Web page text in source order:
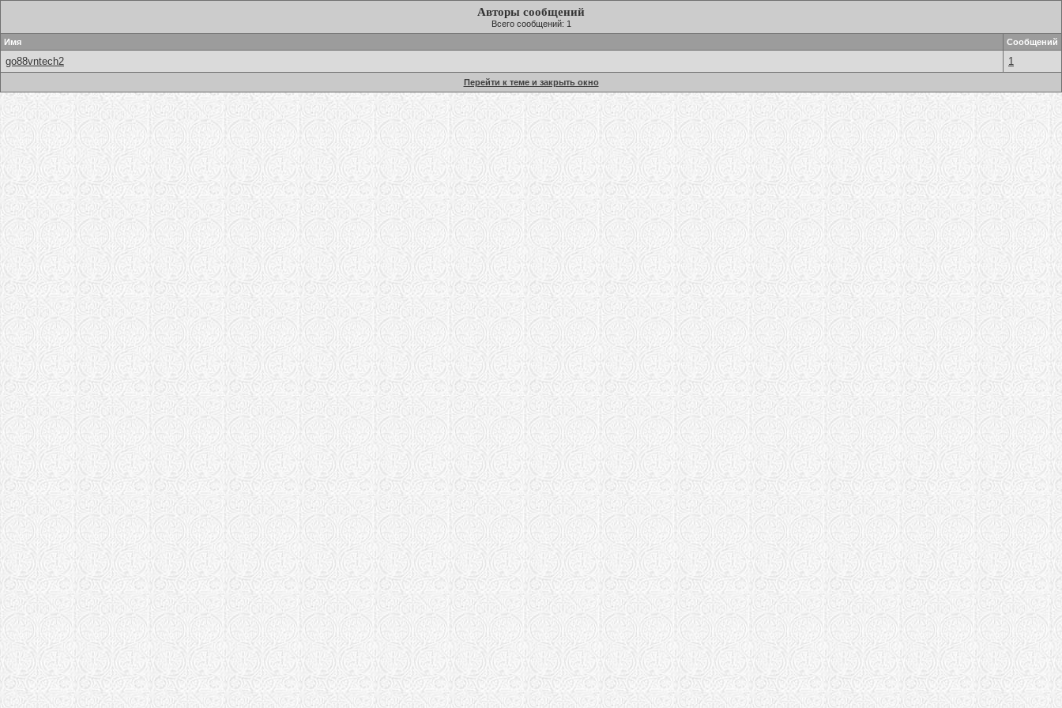
Авторы сообщений
Всего сообщений: 1
Имя
Сообщений
go88vntech2 1
Перейти к теме и закрыть окно